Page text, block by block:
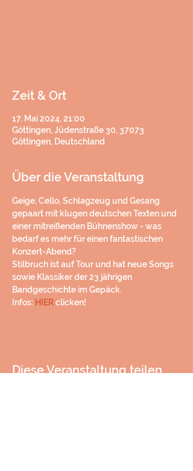
Zeit & Ort
17. Mai 2024, 21:00
Göttingen, Jüdenstraße 30, 37073
Göttingen, Deutschland
Über die Veranstaltung
Geige, Cello, Schlagzeug und Gesang
gepaart mit klugen deutschen Texten und
einer mitreißenden Bühnenshow - was
bedarf es mehr für einen fantastischen
Konzert-Abend?
Stilbruch ist auf Tour und hat neue Songs
sowie Klassiker der 23 jährigen
Bandgeschichte im Gepäck.
Infos: HIER clicken!
Diese Veranstaltung teilen